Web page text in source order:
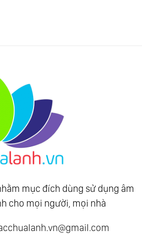
mục đích dùng sử dụng âm
cho mọi người, mọi nhà